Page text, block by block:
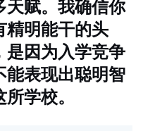
天赋。我确信你
精明能干的头
是因为入学竞争
能表现出聪明智
学校。